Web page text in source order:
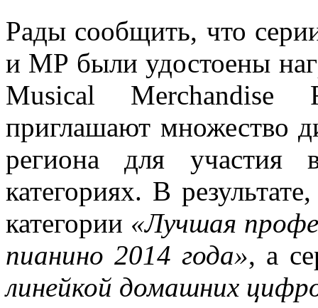
Рады сообщить, что
и MP были удостоены
Musical
приглашают множество
региона для участия
категориях. В
категории «Лучшая
пианино 2014 года», а
линейкой домашних